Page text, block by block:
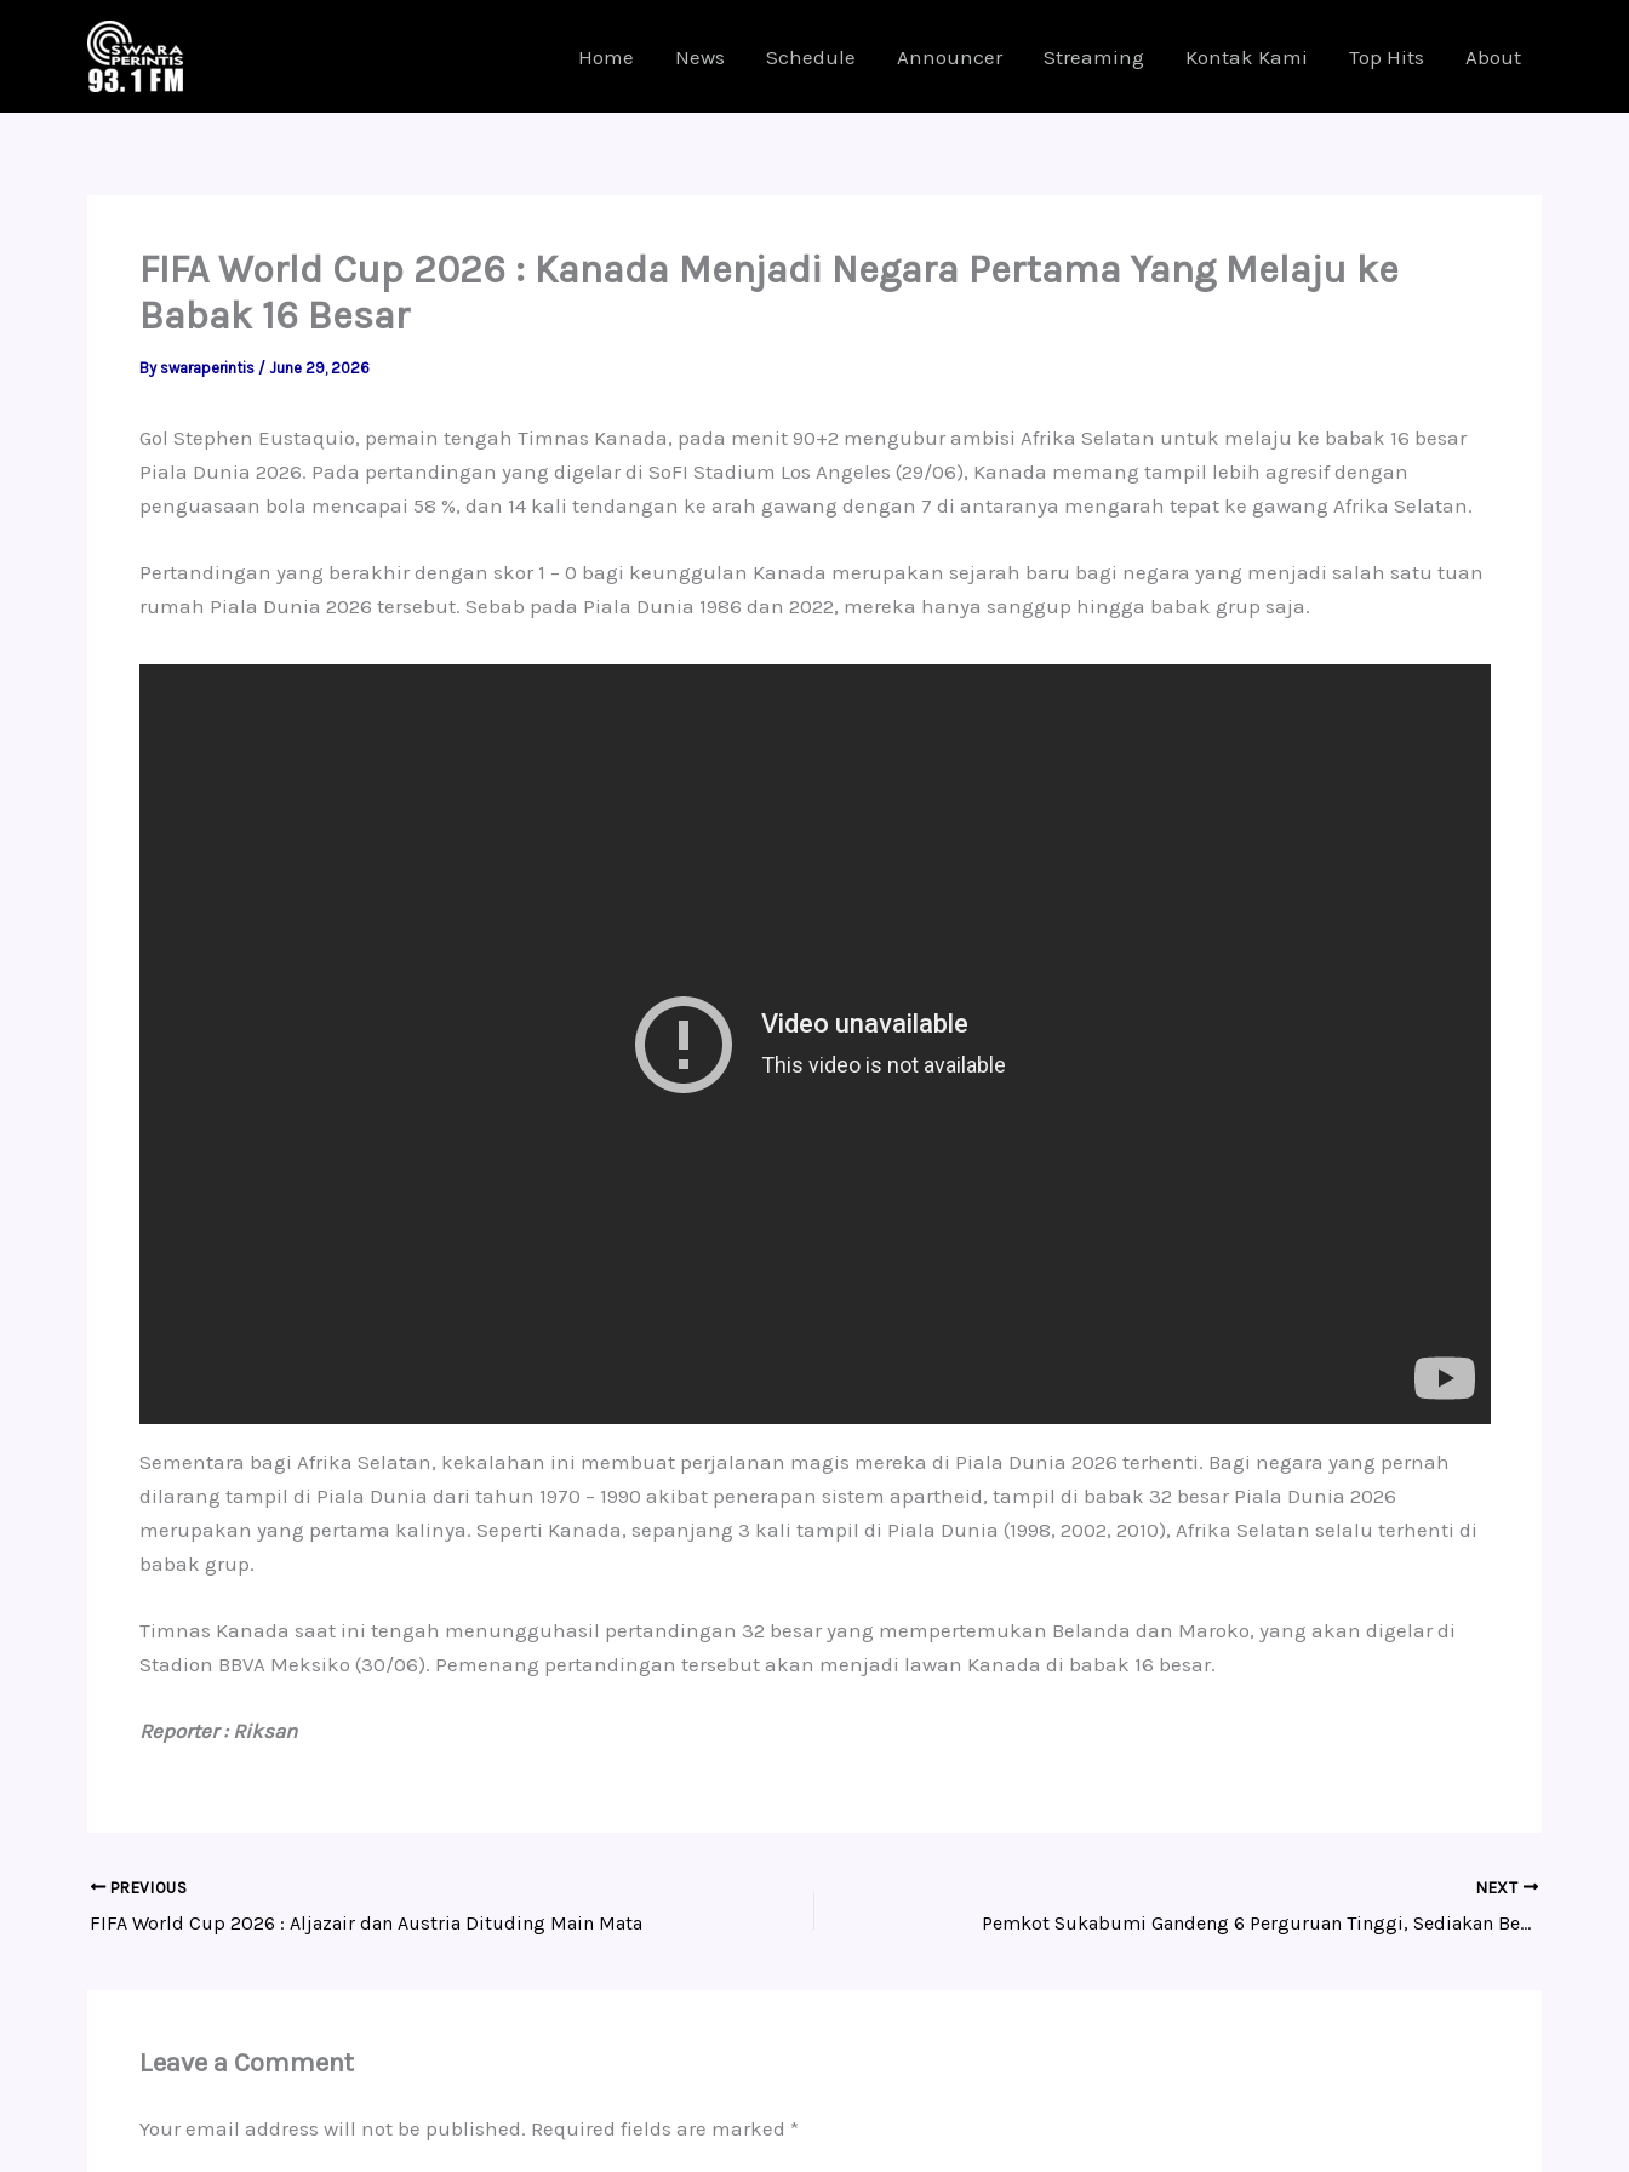
Home News Schedule Announcer Streaming Kontak Kami Top Hits About
FIFA World Cup 2026 : Kanada Menjadi Negara Pertama Yang Melaju ke
Babak 16 Besar
By swaraperintis / June 29, 2026
Gol Stephen Eustaquio, pemain tengah Timnas Kanada, pada menit 90+2 mengubur ambisi Afrika Selatan untuk melaju ke babak 16 besar
Piala Dunia 2026. Pada pertandingan yang digelar di SoFI Stadium Los Angeles (29/06), Kanada memang tampil lebih agresif dengan
penguasaan bola mencapai 58 %, dan 14 kali tendangan ke arah gawang dengan 7 di antaranya mengarah tepat ke gawang Afrika Selatan.
Pertandingan yang berakhir dengan skor 1 – 0 bagi keunggulan Kanada merupakan sejarah baru bagi negara yang menjadi salah satu tuan
rumah Piala Dunia 2026 tersebut. Sebab pada Piala Dunia 1986 dan 2022, mereka hanya sanggup hingga babak grup saja.
Sementara bagi Afrika Selatan, kekalahan ini membuat perjalanan magis mereka di Piala Dunia 2026 terhenti. Bagi negara yang pernah
dilarang tampil di Piala Dunia dari tahun 1970 – 1990 akibat penerapan sistem apartheid, tampil di babak 32 besar Piala Dunia 2026
merupakan yang pertama kalinya. Seperti Kanada, sepanjang 3 kali tampil di Piala Dunia (1998, 2002, 2010), Afrika Selatan selalu terhenti di
babak grup.
Timnas Kanada saat ini tengah menungguhasil pertandingan 32 besar yang mempertemukan Belanda dan Maroko, yang akan digelar di
Stadion BBVA Meksiko (30/06). Pemenang pertandingan tersebut akan menjadi lawan Kanada di babak 16 besar.
Reporter : Riksan
PREVIOUS
FIFA World Cup 2026 : Aljazair dan Austria Dituding Main Mata
NEXT
Pemkot Sukabumi Gandeng 6 Perguruan Tinggi, Sediakan Beasiswa Bagi 418 Mahasiswa
Leave a Comment
Your email address will not be published. Required fields are marked *